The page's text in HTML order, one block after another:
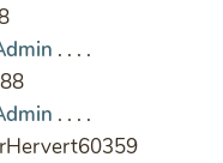
. . . .
. . . .